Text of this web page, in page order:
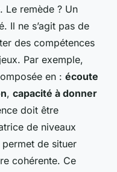
Le remède ? Un
Il ne s’agit pas de
des compétences
Par exemple,
en : écoute
, capacité à donner
doit être
de niveaux
de situer
cohérente. Ce